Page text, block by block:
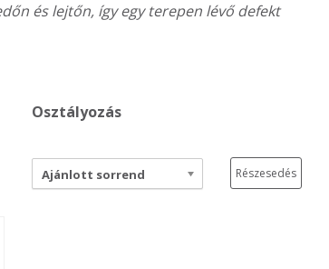
és lejtőn, így egy terepen lévő defekt
Osztályozás
Ajánlott sorrend Részesedés